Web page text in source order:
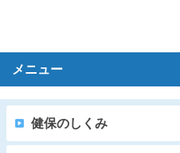
メニュー
健保のしくみ